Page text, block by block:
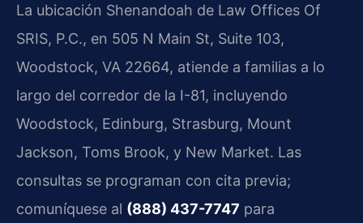
La ubicación Shenandoah de Law Offices Of
SRIS, P.C., en 505 N Main St, Suite 103,
Woodstock, VA 22664, atiende a familias a lo
largo del corredor de la I-81, incluyendo
Woodstock, Edinburg, Strasburg, Mount
Jackson, Toms Brook, y New Market. Las
consultas se programan con cita previa;
comuníquese al (888) 437-7747 para